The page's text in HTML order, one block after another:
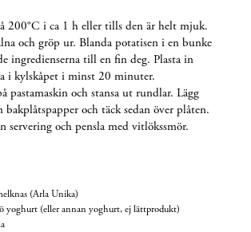
200°C i ca 1 h eller tills den är helt mjuk.
och gröp ur. Blanda potatisen i en bunke
ingredienserna till en fin deg. Plasta in
i kylskåpet i minst 20 minuter.
pastamaskin och stansa ut rundlar. Lägg
och täck sedan över plåten.
servering och pensla med vitlökssmör.
(Arla Unika)
(eller annan yoghurt, ej lättprodukt)